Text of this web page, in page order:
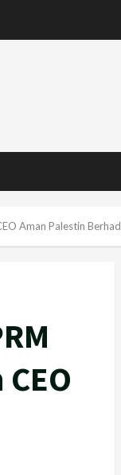
Aman Palestin Berhad